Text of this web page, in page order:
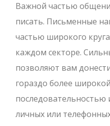
Важной частью
писать. Письменные
частью широкого
каждом секторе.
позволяют вам
гораздо более
последовательностью
личных или